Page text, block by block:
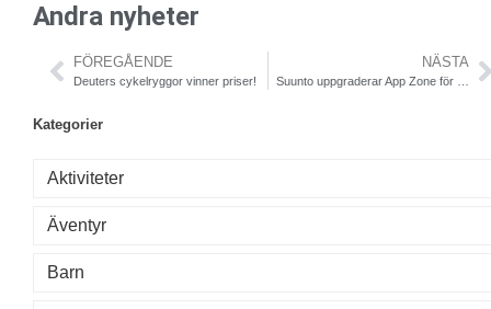
Andra nyheter
FÖREGÅENDE
Deuters cykelryggor vinner priser!
NÄSTA
Kategorier
Aktiviteter
Äventyr
Barn